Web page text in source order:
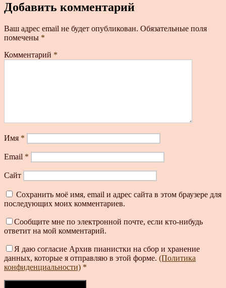
Добавить комментарий
Ваш адрес email не будет опубликован. Обязательные поля
помечены *
Комментарий *
Имя *
Email *
Сайт
Сохранить моё имя, email и адрес сайта в этом браузере для
последующих моих комментариев.
Сообщите мне по электронной почте, если кто-нибудь
ответит на мой комментарий.
Я даю согласие Архив пианистки на сбор и хранение
данных, которые я отправляю в этой форме. (Политика
конфиденциальности) *